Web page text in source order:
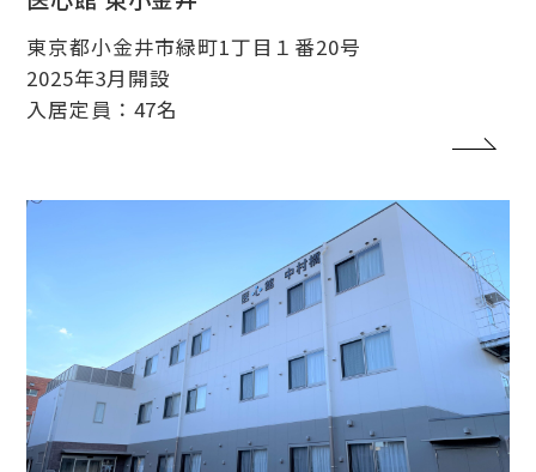
東京都小金井市緑町1丁目１番20号
2025年3月開設
入居定員：47名